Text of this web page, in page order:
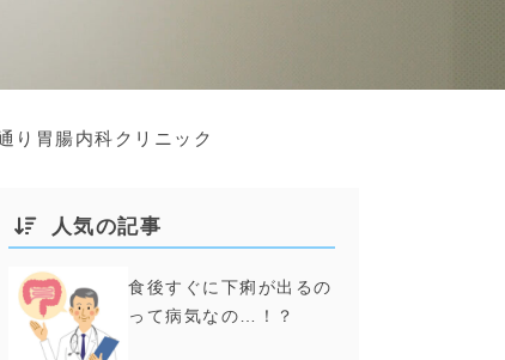
り胃腸内科クリニック
人気の記事
食後すぐに下痢が出るの
って病気なの…！？